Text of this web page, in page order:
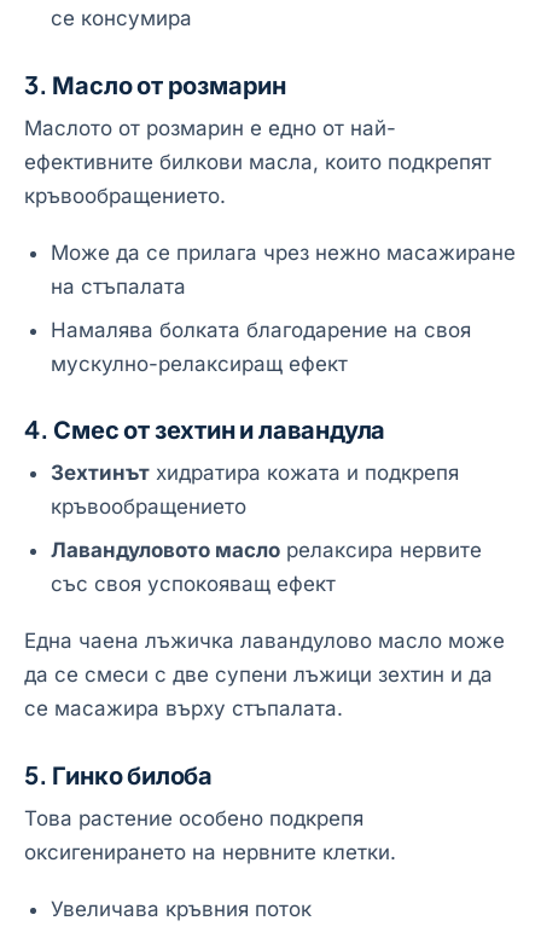
се консумира
3. Масло от розмарин
Маслото от розмарин е едно от най-
ефективните билкови масла, които подкрепят
кръвообращението.
Може да се прилага чрез нежно масажиране
на стъпалата
Намалява болката благодарение на своя
мускулно-релаксиращ ефект
4. Смес от зехтин и лавандула
Зехтинът хидратира кожата и подкрепя
кръвообращението
Лавандуловото масло релаксира нервите
със своя успокояващ ефект
Една чаена лъжичка лавандулово масло може
да се смеси с две супени лъжици зехтин и да
се масажира върху стъпалата.
5. Гинко билоба
Това растение особено подкрепя
оксигенирането на нервните клетки.
Увеличава кръвния поток